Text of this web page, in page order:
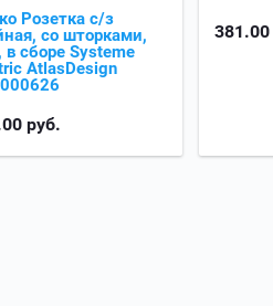
Розетка с/з
со шторками,
в сборе Systeme
AtlasDesign
руб.
381.00